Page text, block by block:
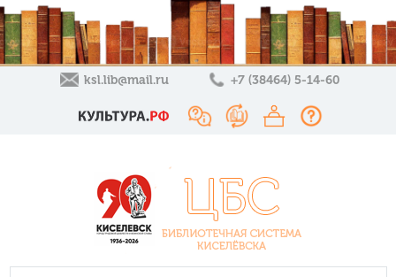
ksl.lib@mail.ru +7 (38464) 5-14-60